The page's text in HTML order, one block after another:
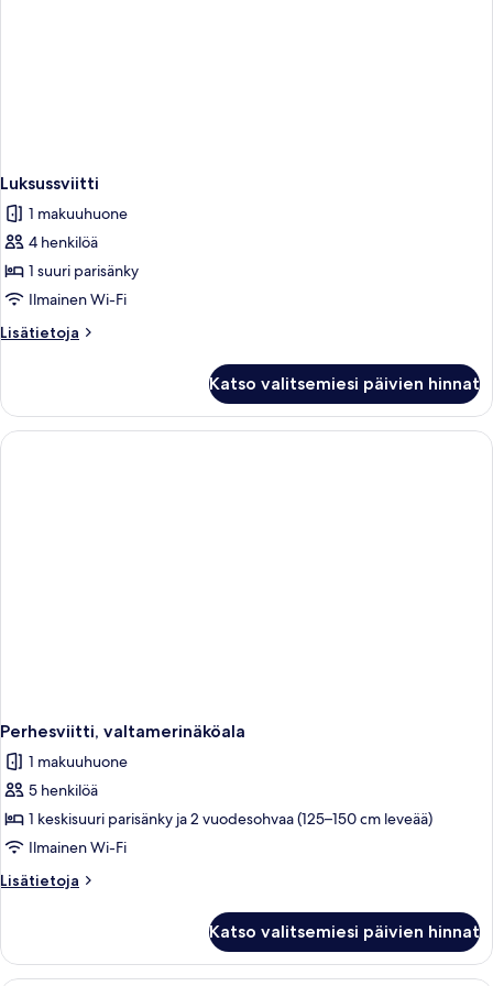
Luksussviitti
1 makuuhuone
4 henkilöä
1 suuri parisänky
Ilmainen Wi-Fi
Lisätietoja
Lisätietoja
Katso valitsemiesi päivien hinnat
Perhesviitti, valtamerinäköala
1 makuuhuone
5 henkilöä
1 keskisuuri parisänky ja 2 vuodesohvaa (125–150 cm leveää)
Ilmainen Wi-Fi
Lisätietoja
Lisätietoja
Katso valitsemiesi päivien hinnat